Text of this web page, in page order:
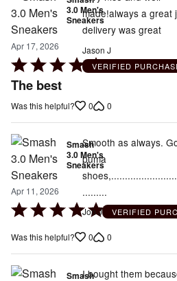
3.0 Men's
Sneakers
Apr 17, 2026
Rated
5
of
The best
made!always a great
delivery was great
Jason J
VERIFIED
Was this helpful? 0 0
Smash
3.0 Men's
Sneakers
Apr 11, 2026
Rated
out
of
5
Smooth as always.
puma
.........
Jon J VERIFIED
Was this helpful? 0 0
SmashI bought them